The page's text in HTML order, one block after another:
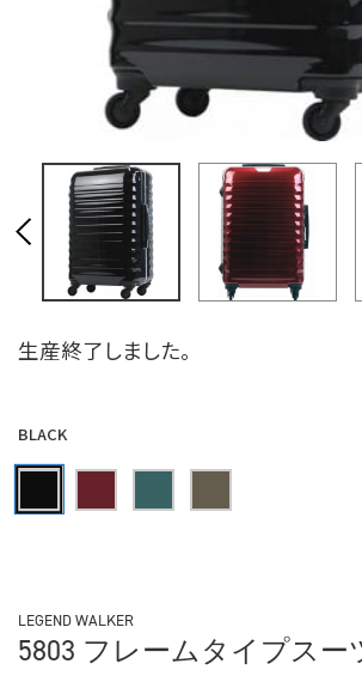
LEGEND WALKER
5803 フレームタイプスー
生産終了しました。
BLACK